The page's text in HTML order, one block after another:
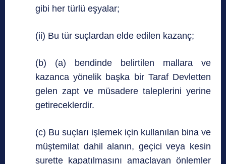
gibi her türlü eşyalar;
(ii) Bu tür suçlardan elde edilen kazanç;
(b) (a) bendinde belirtilen mallara ve
kazanca yönelik başka bir Taraf Devletten
gelen zapt ve müsadere taleplerini yerine
getireceklerdir.
(c) Bu suçları işlemek için kullanılan bina ve
müştemilat dahil alanın, geçici veya kesin
surette kapatılmasını amaçlayan önlemler